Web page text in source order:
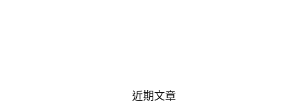
近期文章